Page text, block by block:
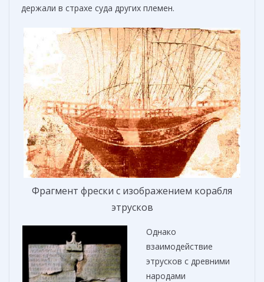
держали в страхе суда других племен.
Фрагмент фрески с изображением корабля
этрусков
Однако
взаимодействие
этрусков с древними
народами